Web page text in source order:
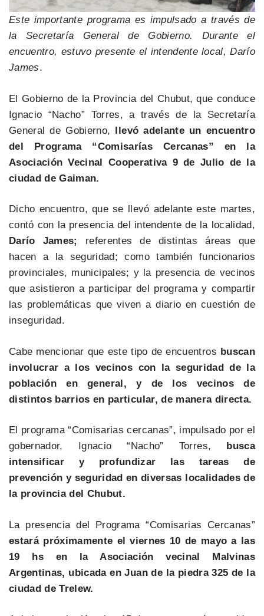
Este importante programa es impulsado a través de
la Secretaría General de Gobierno. Durante el
encuentro, estuvo presente el intendente local, Darío
James.
El Gobierno de la Provincia del Chubut, que conduce
Ignacio “Nacho” Torres, a través de la Secretaría
General de Gobierno, llevó adelante un encuentro
del Programa “Comisarías Cercanas” en la
Asociación Vecinal Cooperativa 9 de Julio de la
ciudad de Gaiman.
Dicho encuentro, que se llevó adelante este martes,
contó con la presencia del intendente de la localidad,
Darío James;
referentes de distintas áreas que
hacen a la seguridad; como también funcionarios
provinciales, municipales; y la presencia de vecinos
que asistieron a participar del programa y compartir
las problemáticas que viven a diario en cuestión de
inseguridad.
Cabe mencionar que este tipo de encuentros buscan
involucrar a los vecinos con la seguridad de la
población en general, y de los vecinos de
distintos barrios en particular, de manera directa.
El programa “Comisarias cercanas”, impulsado por el
gobernador, Ignacio “Nacho” Torres, busca
intensificar y profundizar las tareas de
prevención y seguridad en diversas localidades de
la provincia del Chubut.
La presencia del Programa “Comisarias Cercanas”
estará próximamente el viernes 10 de mayo a las
19 hs en la Asociación vecinal Malvinas
Argentinas, ubicada en Juan de la piedra 325 de la
ciudad de Trelew.